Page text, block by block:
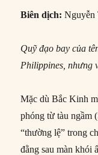
Biên dịch:Nguyễn
Quỹ đạo bay của
Philippines, nhưng
Mặc dù Bắc Kinh
phóng từ tàu ngầm
“thường lệ” trong
đằng sau màn khói